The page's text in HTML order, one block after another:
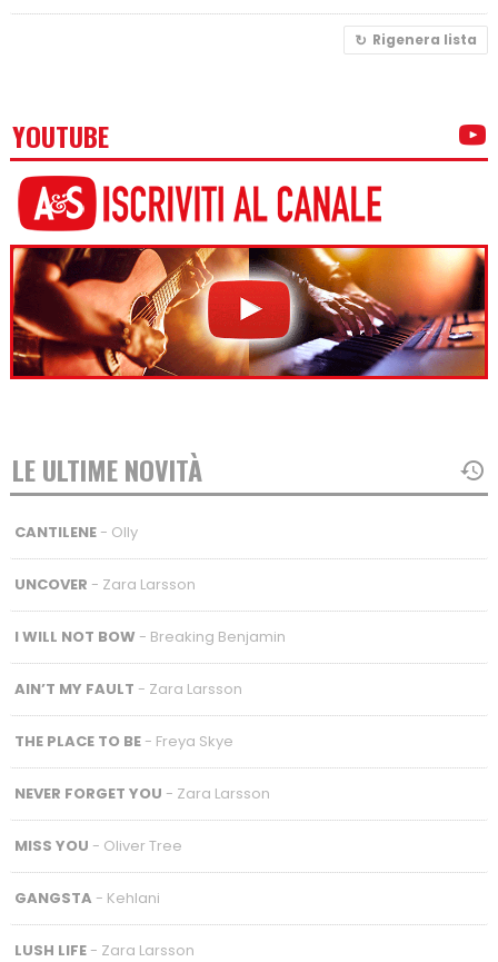
Rigenera lista
YOUTUBE
LE ULTIME NOVITÀ
CANTILENE- Olly
UNCOVER - Zara Larsson
I WILL NOT BOW - Breaking Benjamin
AIN’T MY FAULT - Zara Larsson
THE PLACE TO BE- Freya Skye
NEVER FORGET YOU - Zara Larsson
MISS YOU - Oliver Tree
GANGSTA - Kehlani
LUSH LIFE- Zara Larsson